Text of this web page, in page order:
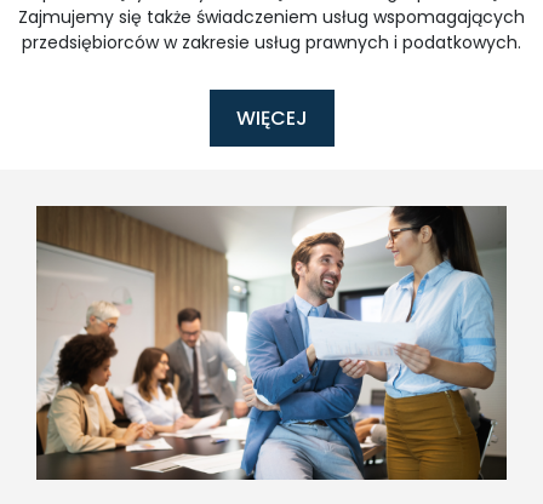
Zajmujemy się także świadczeniem usług wspomagających
przedsiębiorców w zakresie usług prawnych i podatkowych.
WIĘCEJ